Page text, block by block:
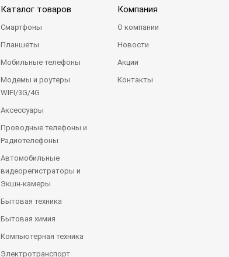
Каталог товаров
Смартфоны
Планшеты
Мобильные телефоны
Модемы и роутеры
WIFI/3G/4G
Аксессуары
Проводные телефоны и
Радиотелефоны
Автомобильные
видеорегистраторы и
Экшн-камеры
Бытовая техника
Бытовая химия
Компьютерная техника
Электротранспорт
Компания
О компании
Новости
Акции
Контакты